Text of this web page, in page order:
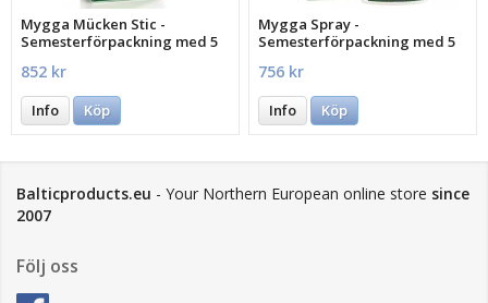
Mygga Mücken Stic -
Semesterförpackning med 5
852 kr
Info Köp
Mygga Spray -
Semesterförpackning med 5
756 kr
Info Köp
Balticproducts.eu - Your Northern European online store since
2007
Följ oss